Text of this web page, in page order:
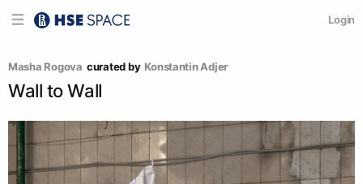
Login
Masha Rogova curated by Konstantin Adjer
Wall to Wall